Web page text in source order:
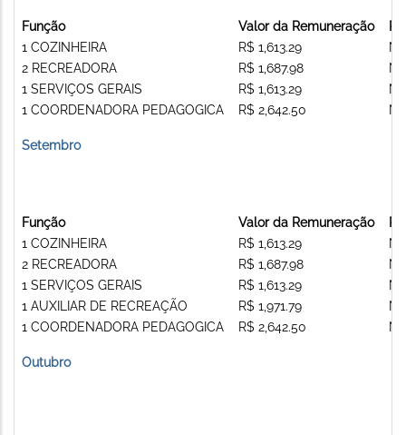
Função
1 COZINHEIRA
2 RECREADORA
1 SERVIÇOS GERAIS
1 COORDENADORA PEDAGOGICA
Valor da Remuneração
R$ 1,613.29
R$ 1,687.98
R$ 1,613.29
R$ 2,642.50
Setembro
Função
1 COZINHEIRA
2 RECREADORA
1 SERVIÇOS GERAIS
1 AUXILIAR DE RECREAÇÃO
1 COORDENADORA PEDAGOGICA
Valor da Remuneração
R$ 1,613.29
R$ 1,687.98
R$ 1,613.29
R$ 1,971.79
R$ 2,642.50
Outubro